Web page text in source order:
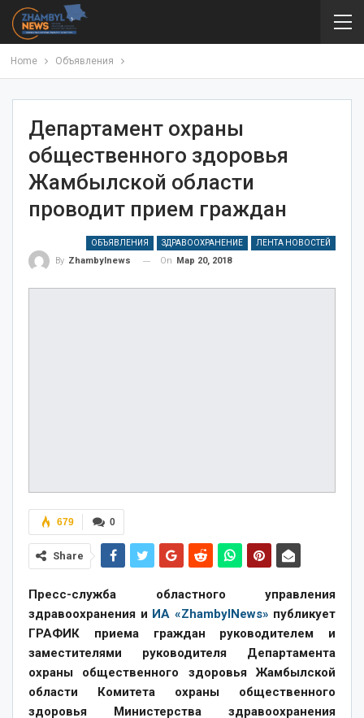
Home Объявления
Департамент охраны
общественного здоровья
Жамбылской области
проводит прием граждан
ОБЪЯВЛЕНИЯ ЗДРАВООХРАНЕНИЕ ЛЕНТА НОВОСТЕЙ
By Zhambylnews On Мар 20, 2018
0
679
Share
Пресс-служба областного управления
здравоохранения и ИА «ZhambylNews» публикует
ГРАФИК приема граждан руководителем и
заместителями руководителя Департамента
охраны общественного здоровья Жамбылской
области Комитета охраны общественного
здоровья Министерства здравоохранения